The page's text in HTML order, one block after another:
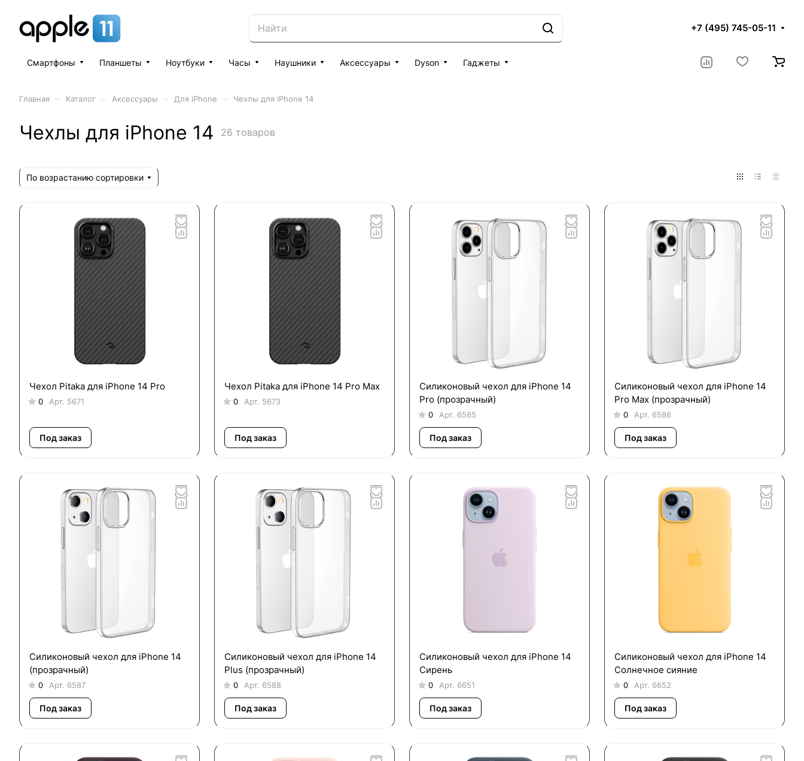
+7 (495) 745-05-11
Смартфоны Планшеты Ноутбуки Часы Наушники Аксессуары Dyson Гаджеты
Главная Каталог Аксессуары Для iPhone Чехлы для iPhone 14
Чехлы для iPhone 14 26 товаров
По возрастанию сортировки
Чехол Pitaka для iPhone 14 Pro
0 Арт. 5671
Под заказ
Чехол Pitaka для iPhone 14 Pro Max
0 Арт. 5673
Под заказ
Силиконовый чехол для iPhone 14
Pro (прозрачный)
0 Арт. 6585
Под заказ
Силиконовый чехол для iPhone 14
Pro Max (прозрачный)
0 Арт. 6586
Под заказ
Силиконовый чехол для iPhone 14
(прозрачный)
0 Арт. 6587
Под заказ
Силиконовый чехол для iPhone 14
Plus (прозрачный)
0 Арт. 6588
Под заказ
Силиконовый чехол для iPhone 14
Сирень
0 Арт. 6651
Под заказ
Силиконовый чехол для iPhone 14
Солнечное сияние
0 Арт. 6652
Под заказ